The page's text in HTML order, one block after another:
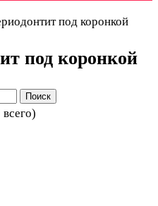
под коронкой
под коронкой